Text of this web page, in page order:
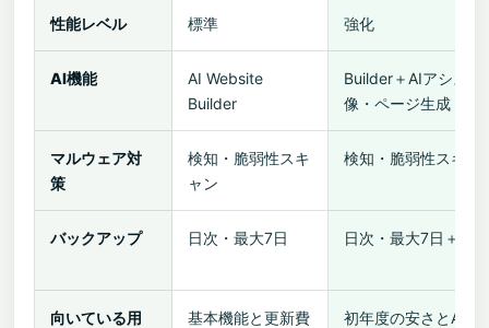
性能レベル 標準 強化
AI機能
AI Website
Builder
Builder＋AIアシスタ
像・ページ生成
マルウェア対
策
検知・脆弱性スキ
ャン
検知・脆弱性スキャ
バックアップ 日次・最大7日 日次・最大7日＋
向いている用
基本機能と更新費
初年度の安さとAI機